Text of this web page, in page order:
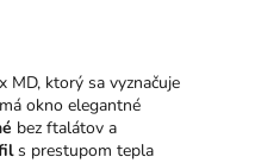
MD, ktorý sa vyznačuje
okno elegantné
bez ftalátov a
s prestupom tepla